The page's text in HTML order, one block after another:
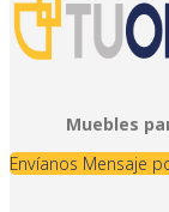
Muebles
Envíanos Mensaje